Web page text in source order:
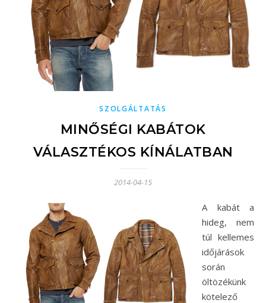
SZOLGÁLTATÁS
MINŐSÉGI KABÁTOK
VÁLASZTÉKOS KÍNÁLATBAN
2014-04-15
A kabát a
hideg, nem
túl kellemes
időjárások
során
öltözékünk
kötelező